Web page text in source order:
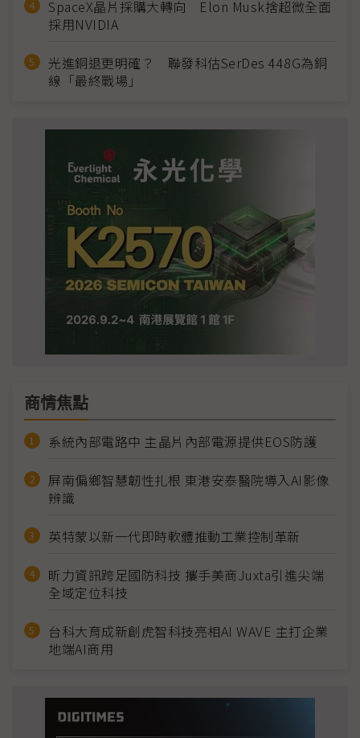
SpaceX晶片採購大轉向 Elon Musk捨超微全面
採用NVIDIA
光進銅退更明確？ 聯發科估SerDes 448G為銅
線「最終戰場」
商情焦點
系統內部電路中 主晶片內部電源提供EOS防護
屏南偏鄉智慧韌性扎根 東港安泰醫院導入AI影像
辨識
英特蒙以新一代即時軟體推動工業控制革新
昕力資訊跨足國防科技 攜手美商Juxta引進尖端
全域定位科技
台科大育成新創虎智科技亮相AI WAVE 主打企業
地端AI商用